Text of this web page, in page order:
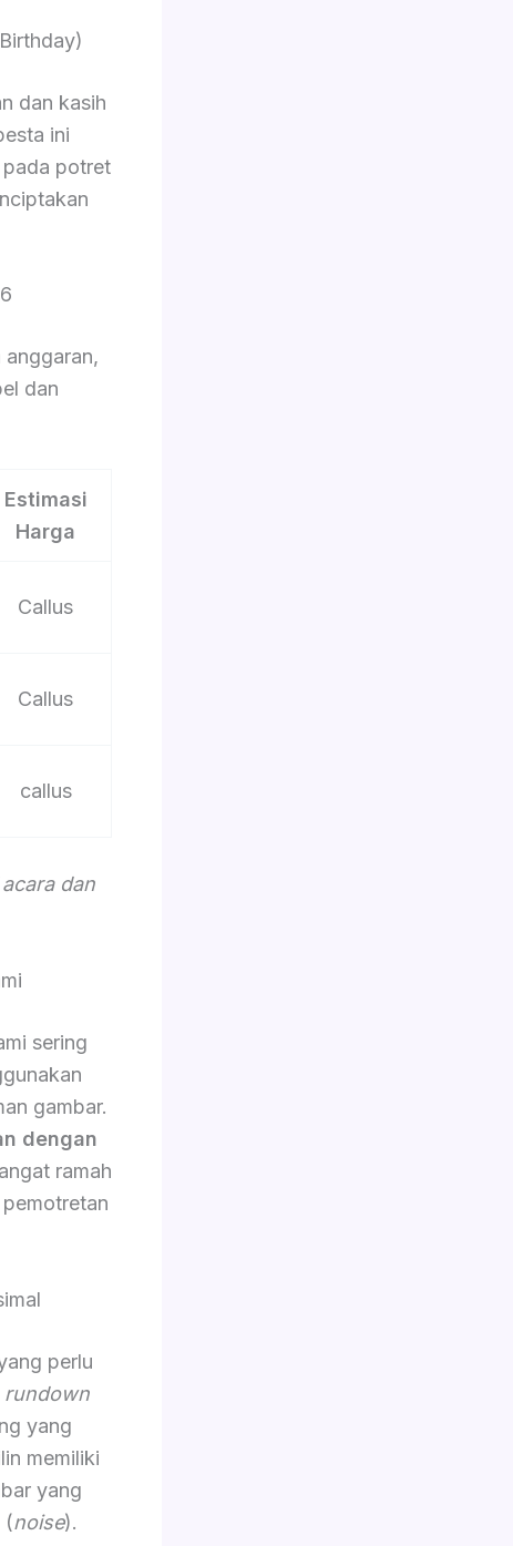
dan kasih
ini
potret
anggaran,
dan
Estimasi
Harga
Callus
Callus
callus
dan
sering
gambar.
dengan
ramah
perlu
rundown
yang
memiliki
yang
(noise).